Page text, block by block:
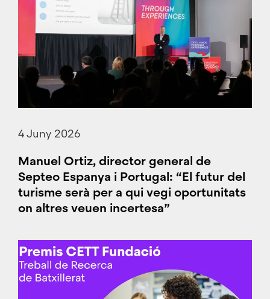
4 Juny 2026
Manuel Ortiz, director general de
Septeo Espanya i Portugal: “El futur del
turisme serà per a qui vegi oportunitats
on altres veuen incertesa”